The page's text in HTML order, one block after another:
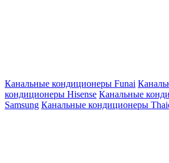
Канальные кондиционеры Funai
кондиционеры Hisense Канальные
Samsung Канальные кондиционеры